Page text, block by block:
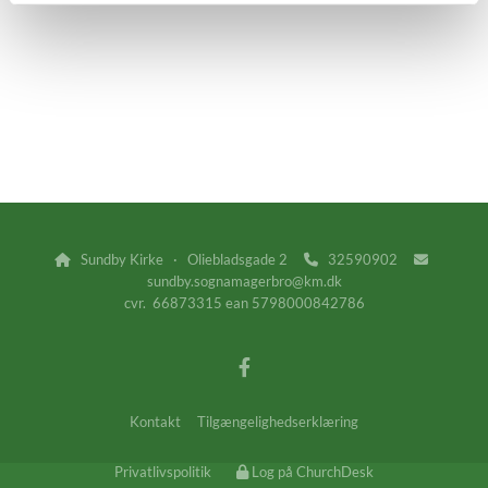
Sundby Kirke · Oliebladsgade 2 32590902 
sundby.sognamagerbro@km.dk
cvr. 66873315 ean 5798000842786
Kontakt Tilgængelighedserklæring
Privatlivspolitik Log på ChurchDesk